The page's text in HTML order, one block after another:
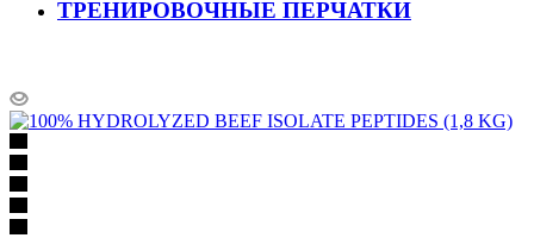
ТРЕНИРОВОЧНЫЕ ПЕРЧАТКИ